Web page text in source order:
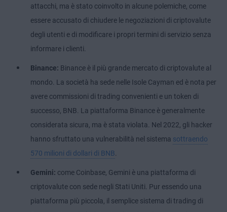
attacchi, ma è stato coinvolto in alcune polemiche, come
essere accusato di chiudere le negoziazioni di criptovalute
degli utenti e di modificare i propri termini di servizio senza
informare i clienti.
Binance: Binance è il più grande mercato di criptovalute al
mondo. La società ha sede nelle Isole Cayman ed è nota per
avere commissioni di trading convenienti e un token di
successo, BNB. La piattaforma Binance è generalmente
considerata sicura, ma è stata violata. Nel 2022, gli hacker
hanno sfruttato una vulnerabilità nel sistema sottraendo
570 milioni di dollari di BNB.
Gemini: come Coinbase, Gemini è una piattaforma di
criptovalute con sede negli Stati Uniti. Pur essendo una
piattaforma più piccola, il semplice sistema di trading di